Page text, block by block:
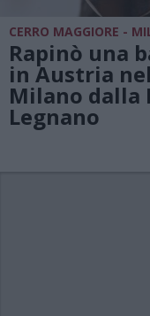
CERRO MAGGIORE -
Rapinò una
in Austria
Milano dalla
Legnano